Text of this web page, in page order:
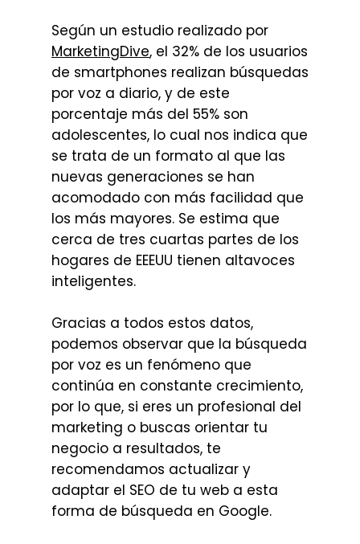
Según un estudio realizado por
MarketingDive, el 32% de los usuarios
de smartphones realizan búsquedas
por voz a diario, y de este
porcentaje más del 55% son
adolescentes, lo cual nos indica que
se trata de un formato al que las
nuevas generaciones se han
acomodado con más facilidad que
los más mayores. Se estima que
cerca de tres cuartas partes de los
hogares de EEEUU tienen altavoces
inteligentes.
Gracias a todos estos datos,
podemos observar que la búsqueda
por voz es un fenómeno que
continúa en constante crecimiento,
por lo que, si eres un profesional del
marketing o buscas orientar tu
negocio a resultados, te
recomendamos actualizar y
adaptar el SEO de tu web a esta
forma de búsqueda en Google.